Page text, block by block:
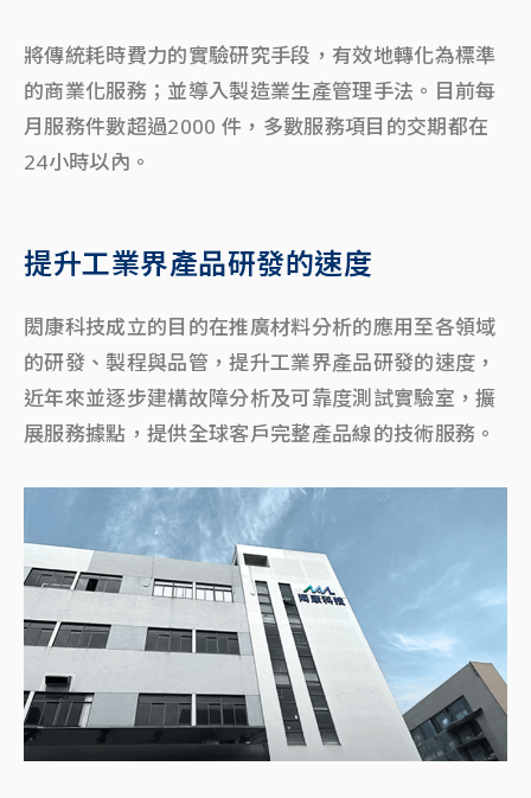
將傳統耗時費力的實驗研究手段，有效地轉化為標準
的商業化服務；並導入製造業生產管理手法。目前每
月服務件數超過2000 件，多數服務項目的交期都在
24小時以內。
提升工業界產品研發的速度
閎康科技成立的目的在推廣材料分析的應用至各領域
的研發、製程與品管，提升工業界產品研發的速度，
近年來並逐步建構故障分析及可靠度測試實驗室，擴
展服務據點，提供全球客戶完整產品線的技術服務。